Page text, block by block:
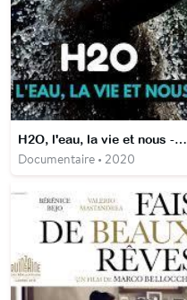
H2O, l'eau, la vie et nous - L'urgence
Documentaire • 2020